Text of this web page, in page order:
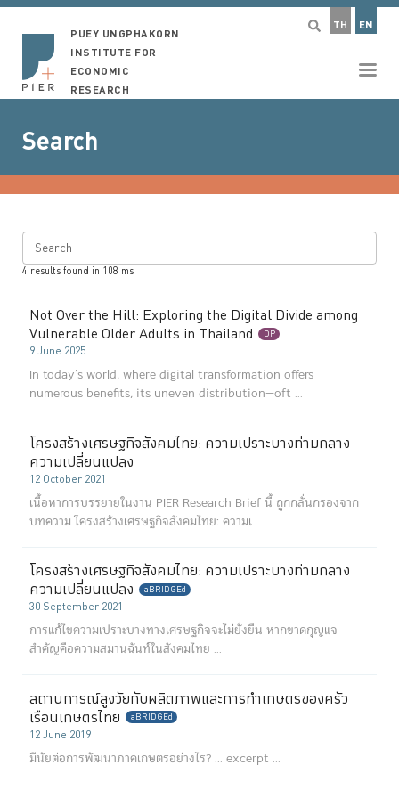
TH EN
PUEY UNGPHAKORN
INSTITUTE FOR
ECONOMIC
RESEARCH
Search
Search
4 results found in 108 ms
Not Over the Hill: Exploring the Digital Divide among
Vulnerable Older Adults in Thailand
DP
9 June 2025
In today’s world, where digital transformation offers
numerous benefits, its uneven distribution—oft ...
โครงสร้างเศรษฐกิจสังคมไทย: ความเปราะบางท่ามกลาง
ความเปลี่ยนแปลง
12 October 2021
เนื้อหาการบรรยายในงาน PIER Research Brief นี้ ถูกกลั่นกรองจาก
บทความ โครงสร้างเศรษฐกิจสังคมไทย: ความเ ...
โครงสร้างเศรษฐกิจสังคมไทย: ความเปราะบางท่ามกลาง
ความเปลี่ยนแปลง
aBRIDGEd
30 September 2021
การแก้ไขความเปราะบางทางเศรษฐกิจจะไม่ยั่งยืน หากขาดกุญแจ
สำคัญคือความสมานฉันท์ในสังคมไทย ...
สถานการณ์สูงวัยกับผลิตภาพและการทำเกษตรของครัว
เรือนเกษตรไทย
aBRIDGEd
12 June 2019
มีนัยต่อการพัฒนาภาคเกษตรอย่างไร? ...excerpt ...